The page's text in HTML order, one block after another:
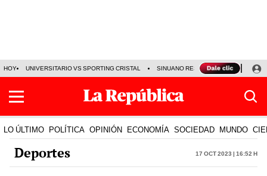
HOY UNIVERSITARIO VS SPORTING CRISTAL SINUANO RESULTADOS HOY
LO ÚLTIMO POLÍTICA OPINIÓN ECONOMÍA SOCIEDAD MUNDO
Deportes 17 Oct 2023 | 16:52 h